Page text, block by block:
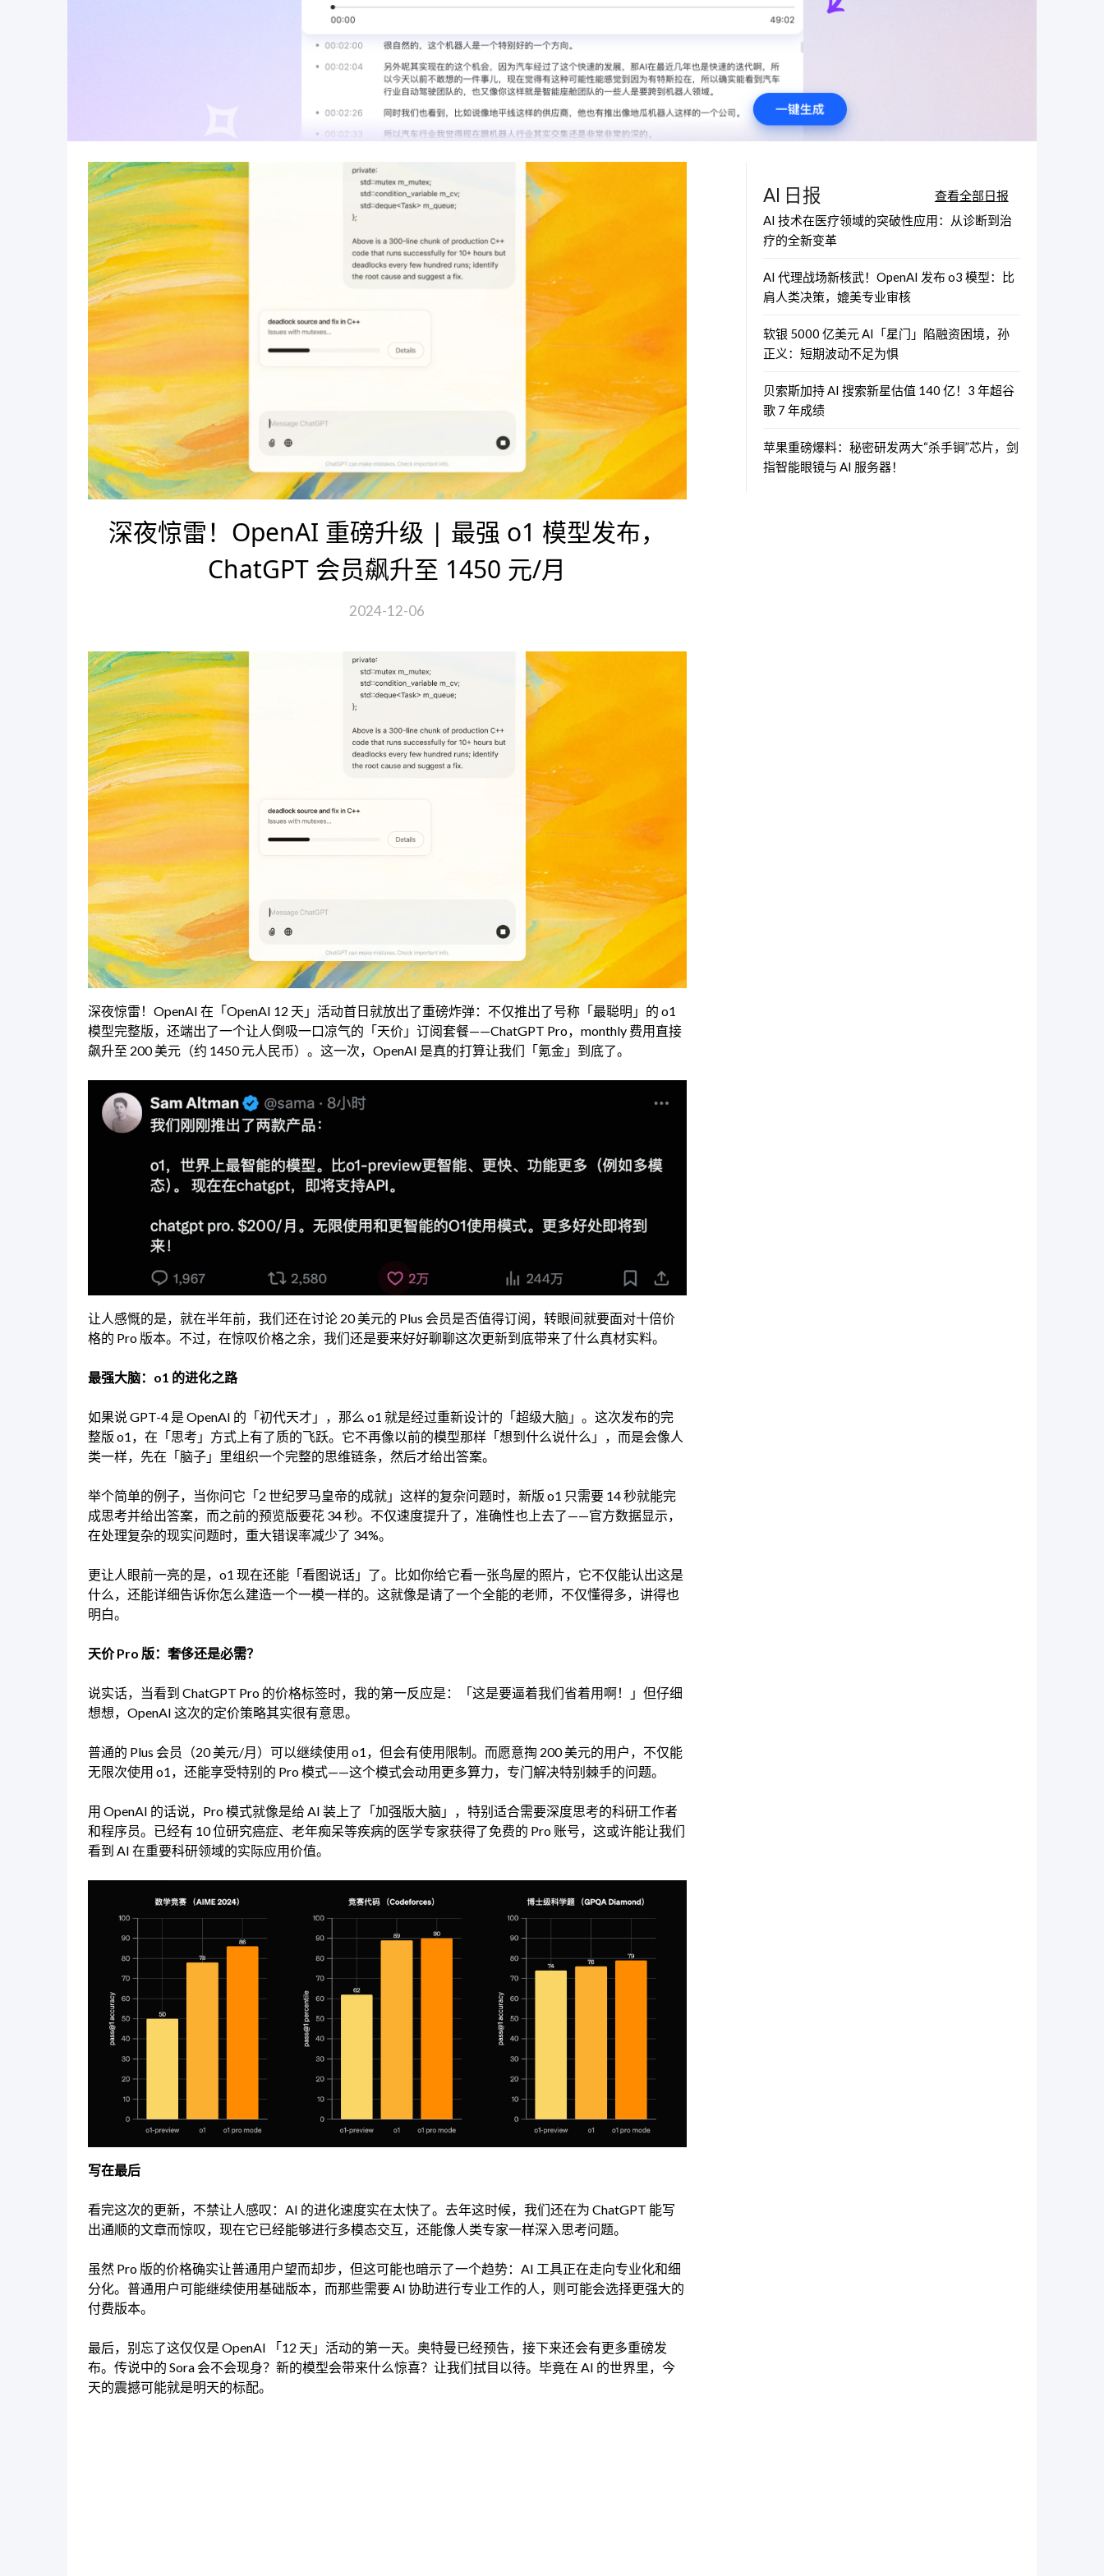
深夜惊雷！OpenAI 重磅升级 | 最强 o1 模型发布，
ChatGPT 会员飙升至 1450 元/月
2024-12-06
深夜惊雷！OpenAI 在「OpenAI 12 天」活动首日就放出了重磅炸弹：不仅推出了号称「最聪明」的 o1
模型完整版，还端出了一个让人倒吸一口凉气的「天价」订阅套餐——ChatGPT Pro，monthly 费用直接
飙升至 200 美元（约 1450 元人民币）。这一次，OpenAI 是真的打算让我们「氪金」到底了。
让人感慨的是，就在半年前，我们还在讨论 20 美元的 Plus 会员是否值得订阅，转眼间就要面对十倍价
格的 Pro 版本。不过，在惊叹价格之余，我们还是要来好好聊聊这次更新到底带来了什么真材实料。
最强大脑：o1 的进化之路
如果说 GPT-4 是 OpenAI 的「初代天才」，那么 o1 就是经过重新设计的「超级大脑」。这次发布的完
整版 o1，在「思考」方式上有了质的飞跃。它不再像以前的模型那样「想到什么说什么」，而是会像人
类一样，先在「脑子」里组织一个完整的思维链条，然后才给出答案。
举个简单的例子，当你问它「2 世纪罗马皇帝的成就」这样的复杂问题时，新版 o1 只需要 14 秒就能完
成思考并给出答案，而之前的预览版要花 34 秒。不仅速度提升了，准确性也上去了——官方数据显示，
在处理复杂的现实问题时，重大错误率减少了 34%。
更让人眼前一亮的是，o1 现在还能「看图说话」了。比如你给它看一张鸟屋的照片，它不仅能认出这是
什么，还能详细告诉你怎么建造一个一模一样的。这就像是请了一个全能的老师，不仅懂得多，讲得也
明白。
天价 Pro 版：奢侈还是必需？
说实话，当看到 ChatGPT Pro 的价格标签时，我的第一反应是：「这是要逼着我们省着用啊！」但仔细
想想，OpenAI 这次的定价策略其实很有意思。
普通的 Plus 会员（20 美元/月）可以继续使用 o1，但会有使用限制。而愿意掏 200 美元的用户，不仅能
无限次使用 o1，还能享受特别的 Pro 模式——这个模式会动用更多算力，专门解决特别棘手的问题。
用 OpenAI 的话说，Pro 模式就像是给 AI 装上了「加强版大脑」，特别适合需要深度思考的科研工作者
和程序员。已经有 10 位研究癌症、老年痴呆等疾病的医学专家获得了免费的 Pro 账号，这或许能让我们
看到 AI 在重要科研领域的实际应用价值。
写在最后
看完这次的更新，不禁让人感叹：AI 的进化速度实在太快了。去年这时候，我们还在为 ChatGPT 能写
出通顺的文章而惊叹，现在它已经能够进行多模态交互，还能像人类专家一样深入思考问题。
虽然 Pro 版的价格确实让普通用户望而却步，但这可能也暗示了一个趋势：AI 工具正在走向专业化和细
分化。普通用户可能继续使用基础版本，而那些需要 AI 协助进行专业工作的人，则可能会选择更强大的
付费版本。
最后，别忘了这仅仅是 OpenAI 「12 天」活动的第一天。奥特曼已经预告，接下来还会有更多重磅发
布。传说中的 Sora 会不会现身？新的模型会带来什么惊喜？让我们拭目以待。毕竟在 AI 的世界里，今
天的震撼可能就是明天的标配。
AI 日报
查看全部日报
AI 技术在医疗领域的突破性应用：从诊断到治
疗的全新变革
AI 代理战场新核武！OpenAI 发布 o3 模型：比
肩人类决策，媲美专业审核
软银 5000 亿美元 AI「星门」陷融资困境，孙
正义：短期波动不足为惧
贝索斯加持 AI 搜索新星估值 140 亿！3 年超谷
歌 7 年成绩
苹果重磅爆料：秘密研发两大“杀手锏”芯片，剑
指智能眼镜与 AI 服务器！